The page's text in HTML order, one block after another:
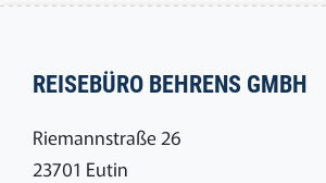
REISEBÜRO BEHRENS GMBH
Riemannstraße 26
23701 Eutin